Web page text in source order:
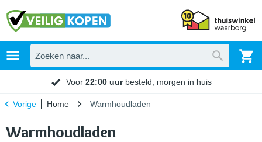
Voor 22:00 uurbesteld, morgen in huis
Vorige Home Warmhoudladen
Warmhoudladen